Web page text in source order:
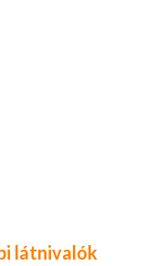
látnivalók